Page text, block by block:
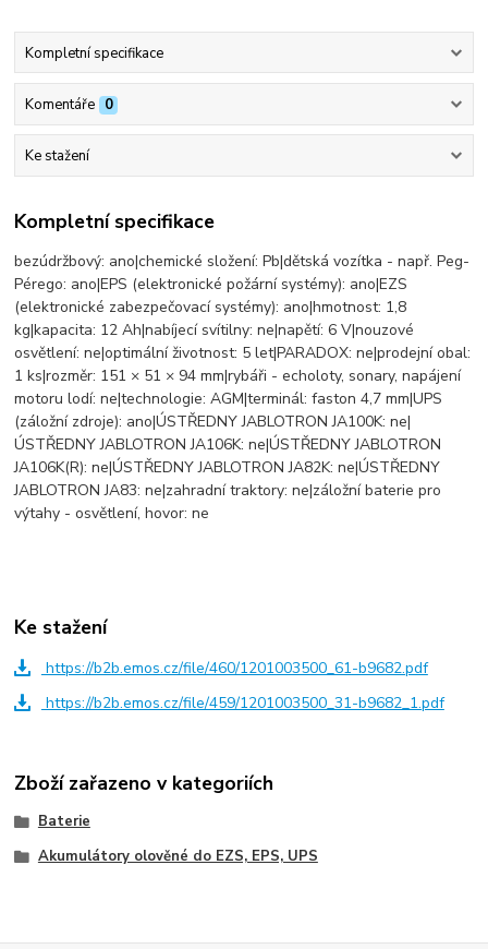
Kompletní specifikace
Komentáře 0
Ke stažení
Kompletní specifikace
bezúdržbový: ano|chemické složení: Pb|dětská vozítka - např. Peg-
Pérego: ano|EPS (elektronické požární systémy): ano|EZS
(elektronické zabezpečovací systémy): ano|hmotnost: 1,8
kg|kapacita: 12 Ah|nabíjecí svítilny: ne|napětí: 6 V|nouzové
osvětlení: ne|optimální životnost: 5 let|PARADOX: ne|prodejní obal:
1 ks|rozměr: 151 × 51 × 94 mm|rybáři - echoloty, sonary, napájení
motoru lodí: ne|technologie: AGM|terminál: faston 4,7 mm|UPS
(záložní zdroje): ano|ÚSTŘEDNY JABLOTRON JA100K: ne|
ÚSTŘEDNY JABLOTRON JA106K: ne|ÚSTŘEDNY JABLOTRON
JA106K(R): ne|ÚSTŘEDNY JABLOTRON JA82K: ne|ÚSTŘEDNY
JABLOTRON JA83: ne|zahradní traktory: ne|záložní baterie pro
výtahy - osvětlení, hovor: ne
Ke stažení
https://b2b.emos.cz/file/460/1201003500_61-b9682.pdf
https://b2b.emos.cz/file/459/1201003500_31-b9682_1.pdf
Zboží zařazeno v kategoriích
Baterie
Akumulátory olověné do EZS, EPS, UPS